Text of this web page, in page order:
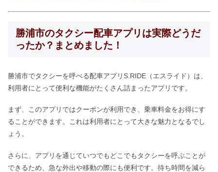
勝浦市のタクシー配車アプリは実際どうだ
ったか？まとめました！
勝浦市でタクシーを呼べる配車アプリS.RIDE（エスライド）は、
利用者にとって便利な機能がたくさん詰まったアプリです。
まず、このアプリではクーポンが利用でき、乗車料金をお得にす
ることができます。これは利用者にとって大きな魅力となるでし
ょう。
さらに、アプリを通じていつでもどこでもタクシーを呼ぶことが
できるため、急な外出や移動の際にも便利です。待ち時間を減ら